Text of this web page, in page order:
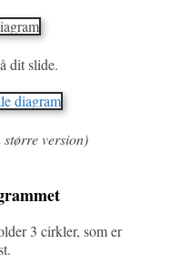
dit slide.
version)
3 cirkler, som er